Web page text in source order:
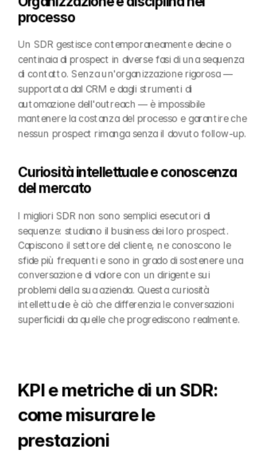
processo
Un SDR gestisce contemporaneamente decine o
centinaia di prospect in diverse fasi di una sequenza
di contatto. Senza un'organizzazione rigorosa —
supportata dal CRM e dagli strumenti di
automazione dell'outreach — è impossibile
mantenere la costanza del processo e garantire che
nessun prospect rimanga senza il dovuto follow-up.
Curiosità intellettuale e conoscenza
del mercato
I migliori SDR non sono semplici esecutori di
sequenze: studiano il business dei loro prospect.
Capiscono il settore del cliente, ne conoscono le
sfide più frequenti e sono in grado di sostenere una
conversazione di valore con un dirigente sui
problemi della sua azienda. Questa curiosità
intellettuale è ciò che differenzia le conversazioni
superficiali da quelle che progrediscono realmente.
KPI e metriche di un SDR:
come misurare le
prestazioni